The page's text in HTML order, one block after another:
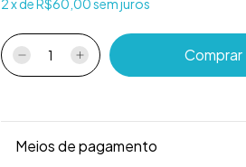
2xdeR$60,00sem juros
Meios de pagamento